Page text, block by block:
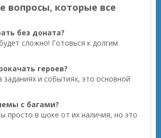
вопросы, которые все
без доната?
сложно! Готовься к долгим
героев?
заданиях и событиях, это основной
с багами?
просто в шоке от их наличия, но это